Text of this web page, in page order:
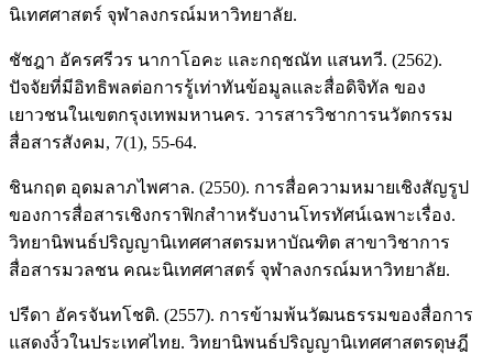
นิเทศศาสตร์ จุฬาลงกรณ์มหาวิทยาลัย.
ชัชฎา อัครศรีวร นากาโอคะ และกฤชณัท แสนทวี. (2562).
ปัจจัยที่มีอิทธิพลต่อการรู้เท่าทันข้อมูลและสื่อดิจิทัล ของ
เยาวชนในเขตกรุงเทพมหานคร. วารสารวิชาการนวัตกรรม
สื่อสารสังคม, 7(1), 55-64.
ชินกฤต อุดมลาภไพศาล. (2550). การสื่อความหมายเชิงสัญรูป
ของการสื่อสารเชิงกราฟิกสำาหรับงานโทรทัศน์เฉพาะเรื่อง.
วิทยานิพนธ์ปริญญานิเทศศาสตรมหาบัณฑิต สาขาวิชาการ
สื่อสารมวลชน คณะนิเทศศาสตร์ จุฬาลงกรณ์มหาวิทยาลัย.
ปรีดา อัครจันทโชติ. (2557). การข้ามพ้นวัฒนธรรมของสื่อการ
แสดงงิ้วในประเทศไทย. วิทยานิพนธ์ปริญญานิเทศศาสตรดุษฎี